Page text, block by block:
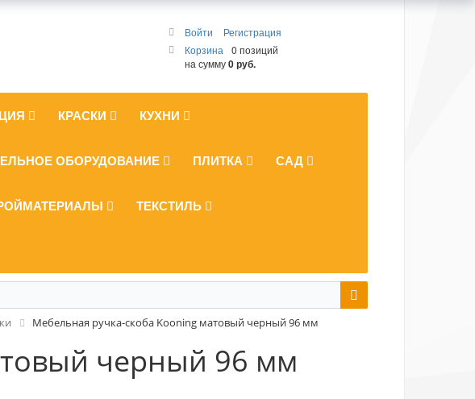
Войти
Регистрация
Корзина
0 позиций
на сумму0 руб.
КРАСКИ КУХНИ
ОБОРУДОВАНИЕ ПЛИТКА САД
ТЕКСТИЛЬ
Мебельная ручка-скоба Kooning матовый черный 96 мм
черный 96 мм